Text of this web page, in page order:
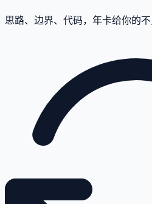
思路、边界、代码，年卡给你的